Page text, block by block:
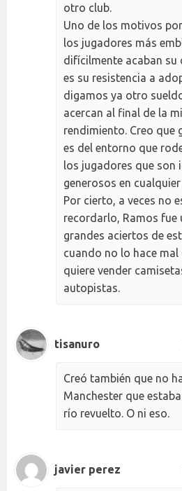
otro club.
Uno de los motivos
los jugadores más
difícilmente acaban su
es su resistencia a
digamos ya otro
acercan al final de la
rendimiento. Creo que
es del entorno que
los jugadores que son
generosos en
Por cierto, a veces no
recordarlo, Ramos fue
grandes aciertos de
cuando no lo hace
quiere vender
autopistas.
tisanuro
Creó también que no
Manchester que
río revuelto. O ni eso.
javier perez